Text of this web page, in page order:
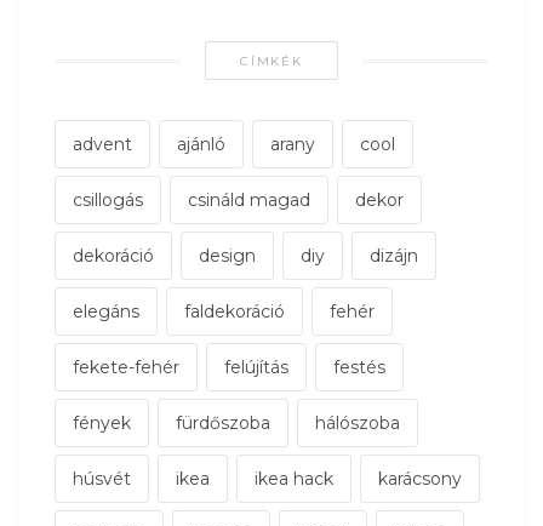
CÍMKÉK
advent ajánló arany cool
csillogás csináld magad dekor
dekoráció design diy dizájn
elegáns faldekoráció fehér
fekete-fehér felújítás festés
fények fürdőszoba hálószoba
húsvét ikea ikea hack karácsony